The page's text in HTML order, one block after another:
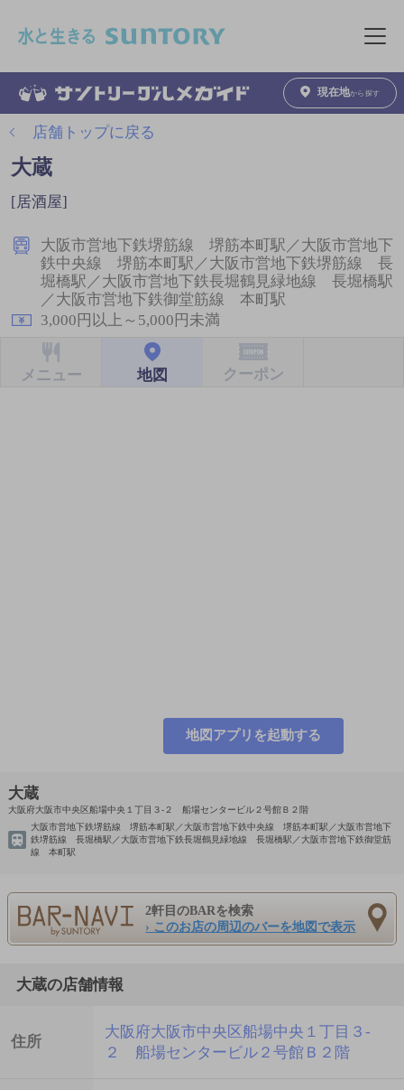
メニュ
現在地から探す
店舗トップに戻る
大蔵
[居酒屋]
大阪市営地下鉄堺筋線 堺筋本町駅／大阪市営地下
鉄中央線 堺筋本町駅／大阪市営地下鉄堺筋線 長
堀橋駅／大阪市営地下鉄長堀鶴見緑地線 長堀橋駅
／大阪市営地下鉄御堂筋線 本町駅
3,000円以上～5,000円未満
メニュー 地図 クーポン
地図アプリを起動する
大蔵
大阪府大阪市中央区船場中央１丁目３-２ 船場センタービル２号館Ｂ２階
大阪市営地下鉄堺筋線 堺筋本町駅／大阪市営地下鉄中央線 堺筋本町駅／大阪市営地下
鉄堺筋線 長堀橋駅／大阪市営地下鉄長堀鶴見緑地線 長堀橋駅／大阪市営地下鉄御堂筋
線 本町駅
2軒目のBARを検索
› このお店の周辺のバーを地図で表示
大蔵の店舗情報
住所
大阪府大阪市中央区船場中央１丁目３-
２ 船場センタービル２号館Ｂ２階